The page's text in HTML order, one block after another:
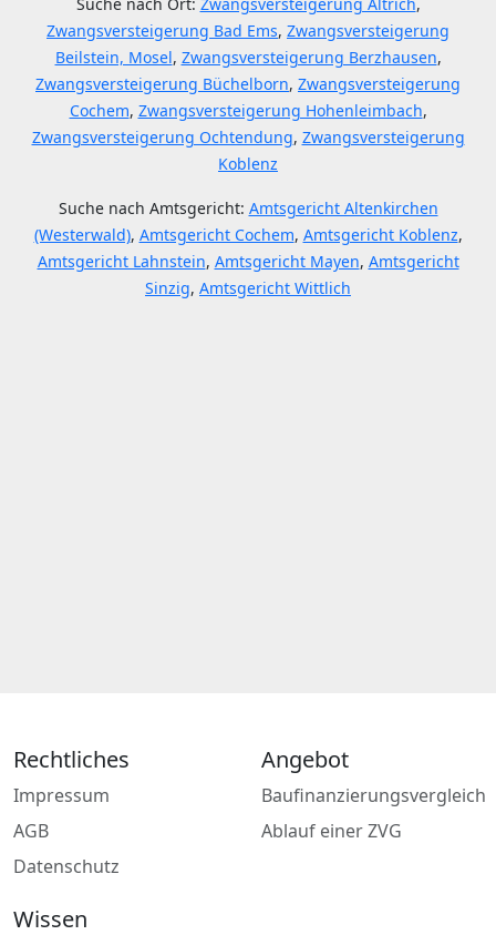
Zwangsversteigerung Bad Ems, Zwangsversteigerung
Beilstein, Mosel, Zwangsversteigerung Berzhausen,
Zwangsversteigerung Büchelborn, Zwangsversteigerung
Cochem, Zwangsversteigerung Hohenleimbach,
Zwangsversteigerung Ochtendung, Zwangsversteigerung
Koblenz
Suche nach Amtsgericht: Amtsgericht Altenkirchen
(Westerwald), Amtsgericht Cochem, Amtsgericht Koblenz,
Amtsgericht Lahnstein, Amtsgericht Mayen, Amtsgericht
Sinzig, Amtsgericht Wittlich
Rechtliches
Impressum
AGB
Datenschutz
Angebot
Baufinanzierungsvergleich
Ablauf einer ZVG
Wissen